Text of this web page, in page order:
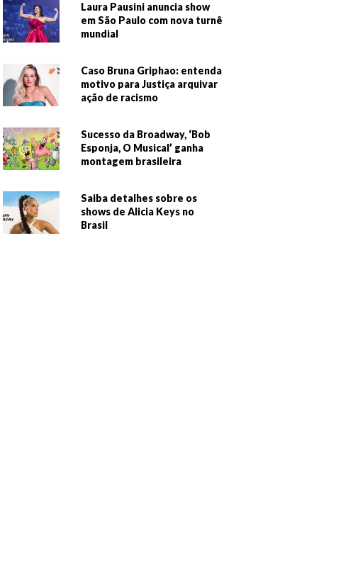
Laura Pausini anuncia show
em São Paulo com nova turnê
mundial
Caso Bruna Griphao: entenda
motivo para Justiça arquivar
ação de racismo
Sucesso da Broadway, ‘Bob
Esponja, O Musical’ ganha
montagem brasileira
Saiba detalhes sobre os
shows de Alicia Keys no
Brasil